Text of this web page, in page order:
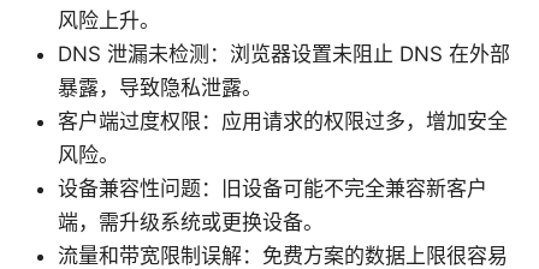
风险上升。
DNS 泄漏未检测：浏览器设置未阻止 DNS 在外部
暴露，导致隐私泄露。
客户端过度权限：应用请求的权限过多，增加安全
风险。
设备兼容性问题：旧设备可能不完全兼容新客户
端，需升级系统或更换设备。
流量和带宽限制误解：免费方案的数据上限很容易